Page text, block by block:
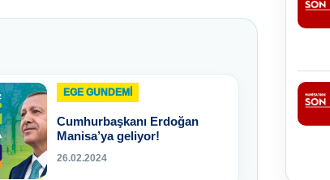
EGE GUNDEMİ
Cumhurbaşkanı Erdoğan
Manisa’ya geliyor!
26.02.2024